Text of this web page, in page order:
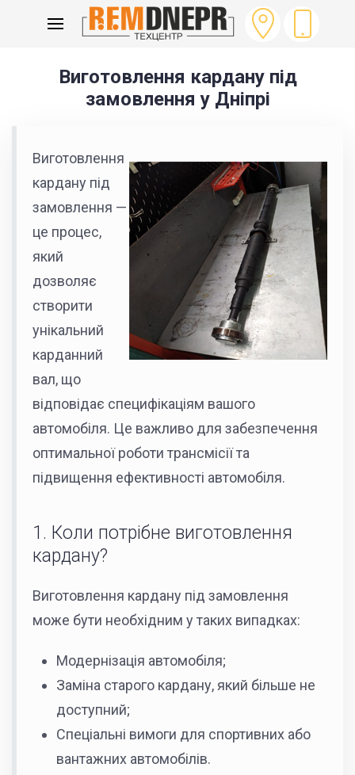
ВИГОТОВЛЕННЯ КАРДАНІВ НА ЗАМОВЛЕННЯ
Виготовлення кардану під
замовлення у Дніпрі
Виготовлення
кардану під
замовлення —
це процес,
який
дозволяє
створити
унікальний
карданний
вал, що
відповідає специфікаціям вашого
автомобіля. Це важливо для забезпечення
оптимальної роботи трансмісії та
підвищення ефективності автомобіля.
1. Коли потрібне виготовлення
кардану?
Виготовлення кардану під замовлення
може бути необхідним у таких випадках:
Модернізація автомобіля;
Заміна старого кардану, який більше не
доступний;
Спеціальні вимоги для спортивних або
вантажних автомобілів.